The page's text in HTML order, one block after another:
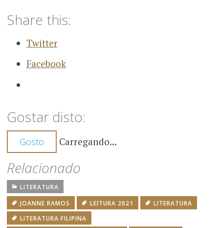
Share this:
Twitter
Facebook
Gostar disto:
Gosto Carregando...
Relacionado
LITERATURA
JOANNE RAMOS
LEITURA 2021
LITERATURA
LITERATURA FILIPINA